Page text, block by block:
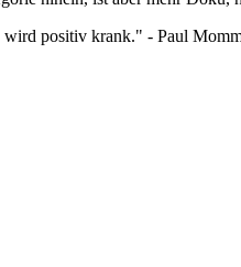
wird positiv krank." - Paul